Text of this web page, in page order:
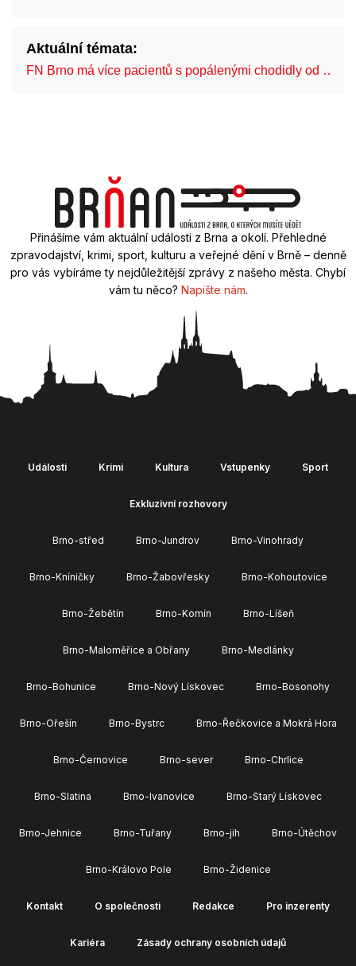
Aktuální témata:
FN Brno má více pacientů s popálenými chodidly od …
Přinášíme vám aktuální události z Brna a okolí. Přehledné
zpravodajství, krimi, sport, kulturu a veřejné dění v Brně – denně
pro vás vybíráme ty nejdůležitější zprávy z našeho města. Chybí
vám tu něco? Napište nám.
Události Krimi Kultura Vstupenky Sport
Exkluzivní rozhovory
Brno-střed Brno-Jundrov Brno-Vinohrady
Brno-Kníničky Brno-Žabovřesky Brno-Kohoutovice
Brno-Žebětín Brno-Komín Brno-Líšeň
Brno-Maloměřice a Obřany Brno-Medlánky
Brno-Bohunice Brno-Nový Lískovec Brno-Bosonohy
Brno-Ořešín Brno-Bystrc Brno-Řečkovice a Mokrá Hora
Brno-Černovice Brno-sever Brno-Chrlice
Brno-Slatina Brno-Ivanovice Brno-Starý Lískovec
Brno-Jehnice Brno-Tuřany Brno-jih Brno-Útěchov
Brno-Královo Pole Brno-Židenice
Kontakt O společnosti Redakce Pro inzerenty
Kariéra Zásady ochrany osobních údajů